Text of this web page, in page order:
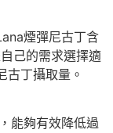
煙彈尼古丁含
己的需求選擇適
古丁攝取量。
能夠有效降低過